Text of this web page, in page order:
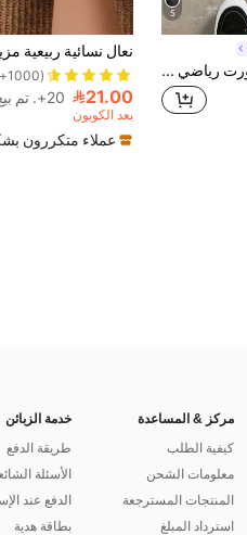
5
Sport MetroGents شورت رياضي مزدوج الطبقة بخصر مربوط بسحاب، بطبعة رأس الثور الكامو للرجال، للجيم (1000+)
21.00 20+. تم بيع
بعد الكوبون
عملاء متكررون
مركز & المساعدة
كيفية الطلب
معلومات الشحن
المنتجات المسترجعة
استرداد المبلغ
خدمة الزبائن
طريقة الدفع
الأسئلة
الدفع عند
بطاقة هدية